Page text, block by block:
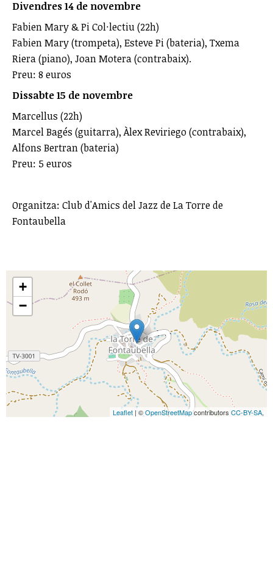
Divendres 14 de novembre
Fabien Mary & Pi Col·lectiu (22h)
Fabien Mary (trompeta), Esteve Pi (bateria), Txema
Riera (piano), Joan Motera (contrabaix).
Preu: 8 euros
Dissabte 15 de novembre
Marcellus (22h)
Marcel Bagés (guitarra), Àlex Reviriego (contrabaix),
Alfons Bertran (bateria)
Preu: 5 euros
Organitza: Club d'Amics del Jazz de La Torre de
Fontaubella
+
−
Leaflet | ©OpenStreetMapcontributors CC-BY-SA,